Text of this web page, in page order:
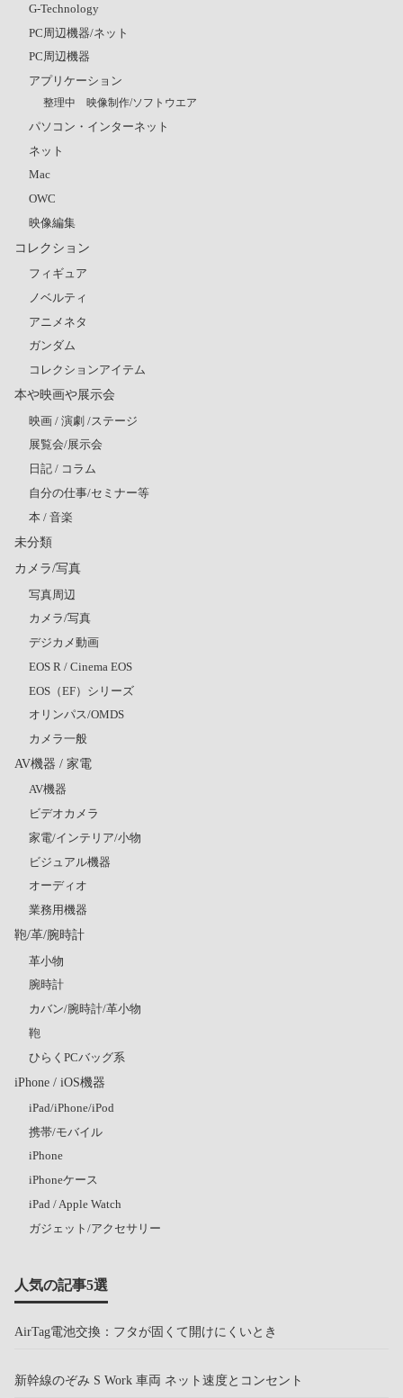
G-Technology
PC周辺機器/ネット
PC周辺機器
アプリケーション
整理中 映像制作/ソフトウエア
パソコン・インターネット
ネット
Mac
OWC
映像編集
コレクション
フィギュア
ノベルティ
アニメネタ
ガンダム
コレクションアイテム
本や映画や展示会
映画 / 演劇 /ステージ
展覧会/展示会
日記 / コラム
自分の仕事/セミナー等
本 / 音楽
未分類
カメラ/写真
写真周辺
カメラ/写真
デジカメ動画
EOS R / Cinema EOS
EOS（EF）シリーズ
オリンパス/OMDS
カメラ一般
AV機器 / 家電
AV機器
ビデオカメラ
家電/インテリア/小物
ビジュアル機器
オーディオ
業務用機器
鞄/革/腕時計
革小物
腕時計
カバン/腕時計/革小物
鞄
ひらくPCバッグ系
iPhone / iOS機器
iPad/iPhone/iPod
携帯/モバイル
iPhone
iPhoneケース
iPad / Apple Watch
ガジェット/アクセサリー
人気の記事5選
AirTag電池交換：フタが固くて開けにくいとき
新幹線のぞみ S Work 車両 ネット速度とコンセント